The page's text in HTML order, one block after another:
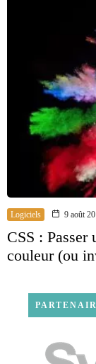
Logiciels 9 août
CSS :
couleur (ou